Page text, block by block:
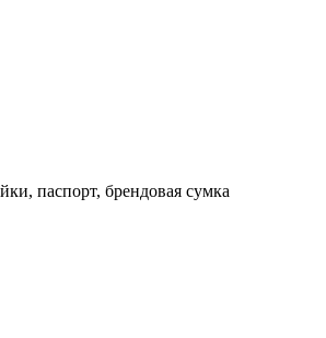
паспорт, брендовая сумка